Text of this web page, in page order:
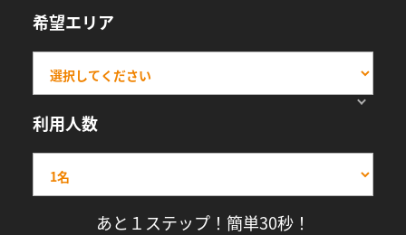
希望エリア
利用人数
あと１ステップ！簡単30秒！